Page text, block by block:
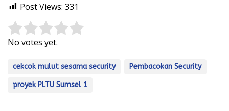
Post Views: 331
Rate this item:
No votes yet.
cekcok mulut sesama security Pembacokan Security
proyek PLTU Sumsel 1